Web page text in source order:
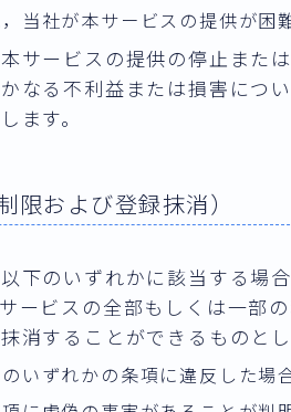
当社が本サービスの提供が困
サービスの提供の停止また
なる不利益または損害につ
ます。
限および登録抹消）
下のいずれかに該当する場
ービスの全部もしくは一部
消することができるものとし
いずれかの条項に違反した場